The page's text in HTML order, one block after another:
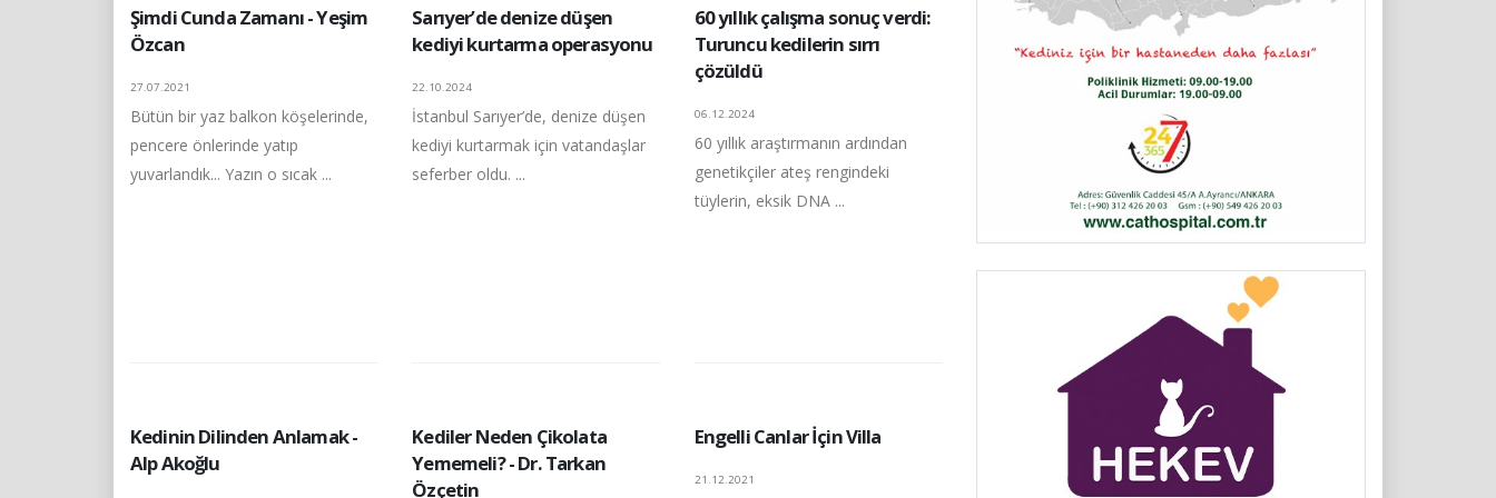
Şimdi Cunda Zamanı - Yeşim
Özcan
27.07.2021
Bütün bir yaz balkon köşelerinde,
pencere önlerinde yatıp
yuvarlandık... Yazın o sıcak ...
Sarıyer’de denize düşen
kediyi kurtarma operasyonu
22.10.2024
İstanbul Sarıyer’de, denize düşen
kediyi kurtarmak için vatandaşlar
seferber oldu. ...
60 yıllık çalışma sonuç verdi:
Turuncu kedilerin sırrı
çözüldü
06.12.2024
60 yıllık araştırmanın ardından
genetikçiler ateş rengindeki
tüylerin, eksik DNA ...
Kedinin Dilinden Anlamak -
Alp Akoğlu
Kediler Neden Çikolata
Yememeli? - Dr. Tarkan
Özçetin
Engelli Canlar İçin Villa
21.12.2021